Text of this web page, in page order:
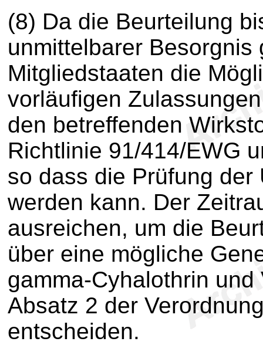
(8) Da die Beurteilung
unmittelbarer
Mitgliedstaaten die
vorläufigen
den betreffenden
Richtlinie 91/414/EWG
so dass die Prüfung
werden kann. Der
ausreichen, um die
über eine mögliche
gamma-Cyhalothrin
Absatz 2 der
entscheiden.